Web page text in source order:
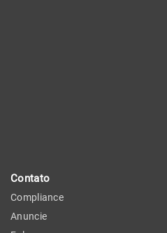
Contato
Compliance
Anuncie